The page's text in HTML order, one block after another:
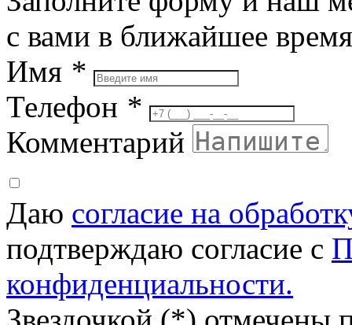
с вами в ближайшее время
Имя *
Телефон *
Комментарий
Даю согласие на
подтверждаю согласие с
конфиденциальности.